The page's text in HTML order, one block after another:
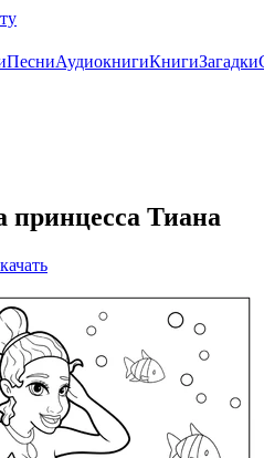
ПесниАудиокнигиКнигиЗагадки
принцесса Тиана